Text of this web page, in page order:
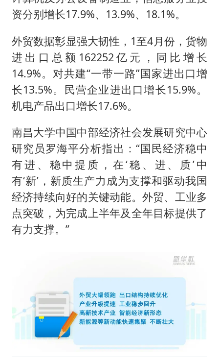
资分别增长17.9%、13.9%、18.1%。
外贸数据彰显强大韧性，1至4月份，货物
进出口总额162252亿元，同比增长
14.9%。对共建“一带一路”国家进出口增
长13.5%。民营企业进出口增长15.9%。
机电产品出口增长17.6%。
南昌大学中国中部经济社会发展研究中心
研究员罗海平分析指出：“国民经济稳中
有进、稳中提质，在‘稳、进、质’中
有‘新’，新质生产力成为支撑和驱动我国
经济持续向好的关键动能。外贸、工业多
点突破，为完成上半年及全年目标提供了
有力支撑。”